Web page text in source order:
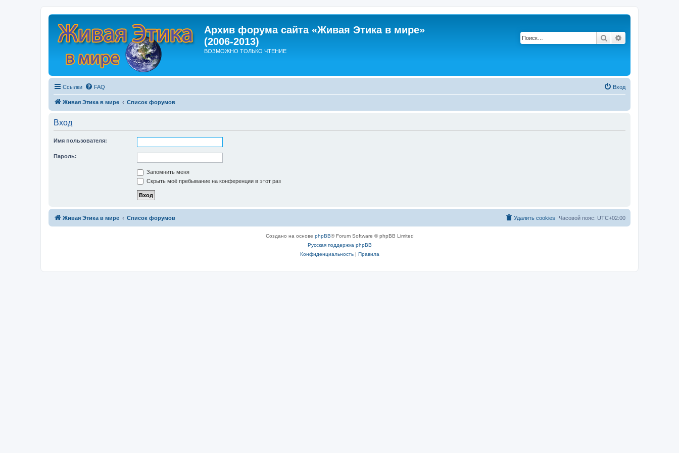
Архив форума сайта «Живая Этика в мире»
(2006-2013)
ВОЗМОЖНО ТОЛЬКО ЧТЕНИЕ
Поиск
Ссылки FAQ Вход
Живая Этика в мире Список форумов
Вход
Имя пользователя:
Пароль:
Запомнить меня
Скрыть моё пребывание на конференции в этот раз
Живая Этика в мире Список форумов Часовой пояс: UTC+02:00
Удалить cookies
Создано на основе phpBB® Forum Software © phpBB Limited
Русская поддержка phpBB
Конфиденциальность| Правила